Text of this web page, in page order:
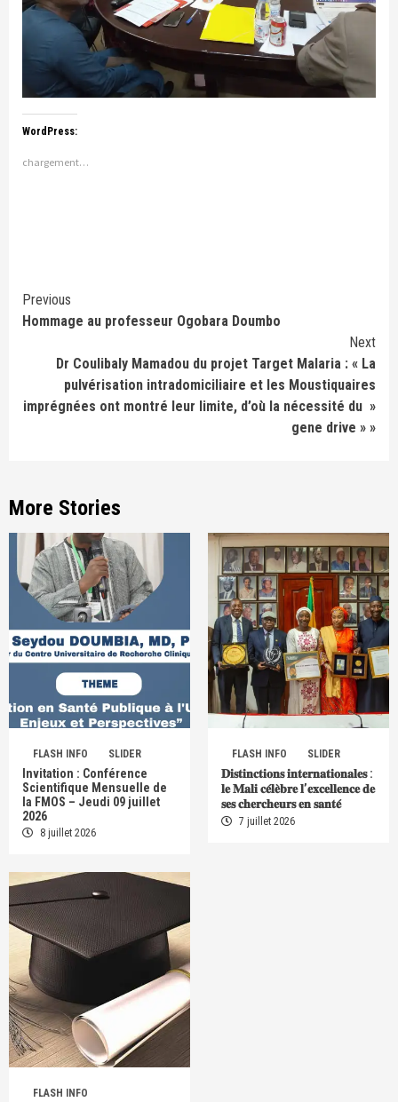
WordPress:
chargement…
Continue
Reading
Previous
Hommage au professeur Ogobara Doumbo
Next
Dr Coulibaly Mamadou du projet Target Malaria : « La
pulvérisation intradomiciliaire et les Moustiquaires
imprégnées ont montré leur limite, d’où la nécessité du »
gene drive » »
More Stories
FLASH INFO SLIDER
Invitation : Conférence
Scientifique Mensuelle de
la FMOS – Jeudi 09 juillet
2026
8 juillet 2026
FLASH INFO SLIDER
𝐃𝐢𝐬𝐭𝐢𝐧𝐜𝐭𝐢𝐨𝐧𝐬 𝐢𝐧𝐭𝐞𝐫𝐧𝐚𝐭𝐢𝐨𝐧𝐚𝐥𝐞𝐬 :
𝐥𝐞 𝐌𝐚𝐥𝐢 𝐜𝐞́𝐥𝐞̀𝐛𝐫𝐞 𝐥’𝐞𝐱𝐜𝐞𝐥𝐥𝐞𝐧𝐜𝐞 𝐝𝐞
𝐬𝐞𝐬 𝐜𝐡𝐞𝐫𝐜𝐡𝐞𝐮𝐫𝐬 𝐞𝐧 𝐬𝐚𝐧𝐭𝐞́
7 juillet 2026
FLASH INFO